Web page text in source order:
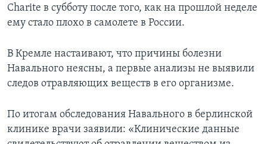
Charite в субботу после того, как на прошлой неделе
ему стало плохо в самолете в России.
В Кремле настаивают, что причины болезни
Навального неясны, а первые анализы не выявили
следов отравляющих веществ в его организме.
По итогам обследования Навального в берлинской
клинике врачи заявили: «Клинические данные